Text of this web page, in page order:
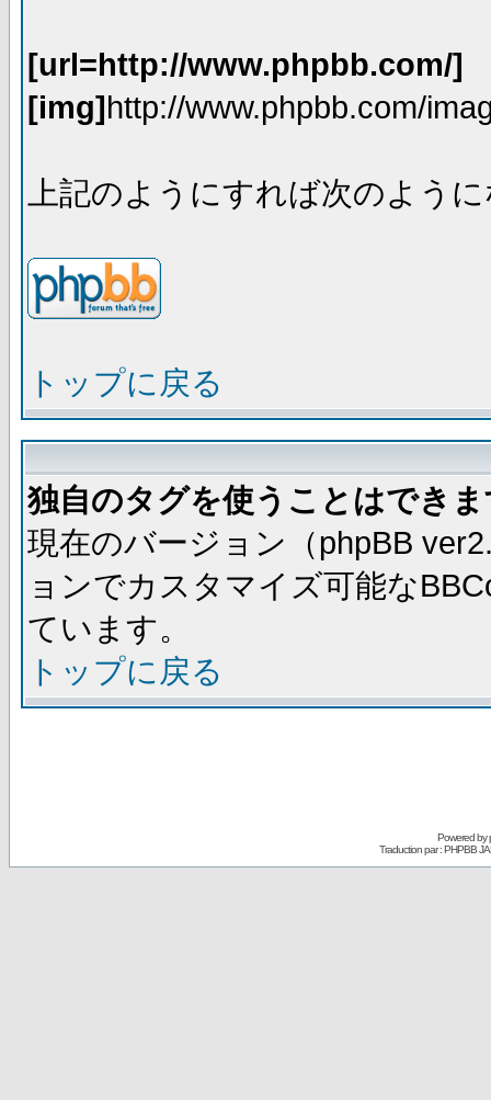
[url=http://www.phpbb.com/]
[img]http://www.phpbb.com/
上記のようにすれば次のよう
トップに戻る
独自のタグを使うことはでき
現在のバージョン（phpBB
ョンでカスタマイズ可能な
ています。
トップに戻る
Powered by
Traduction par : PHPBB